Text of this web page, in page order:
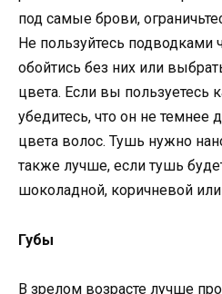
под самые брови,
Не пользуйтесь подводками
обойтись без них или
цвета. Если вы пользуетесь
убедитесь, что он не темнее
цвета волос. Тушь нужно
также лучше, если тушь
шоколадной, коричневой
Губы
В зрелом возрасте лучше